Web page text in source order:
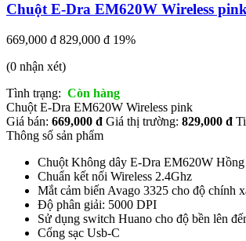
Chuột E-Dra EM620W Wireless
669,000 đ 829,000 đ 19%
(0 nhận xét)
Tình trạng: Còn hàng
Chuột E-Dra EM620W Wireless pink
Giá bán: 669,000 đ Giá thị trường: 829,000 đ
Thông số sản phẩm
Chuột Không dây E-Dra EM620W Hồng
Chuẩn kết nối Wireless 2.4Ghz
Mắt cảm biến Avago 3325 cho độ chính
Độ phân giải: 5000 DPI
Sử dụng switch Huano cho độ bền lên
Cổng sạc Usb-C